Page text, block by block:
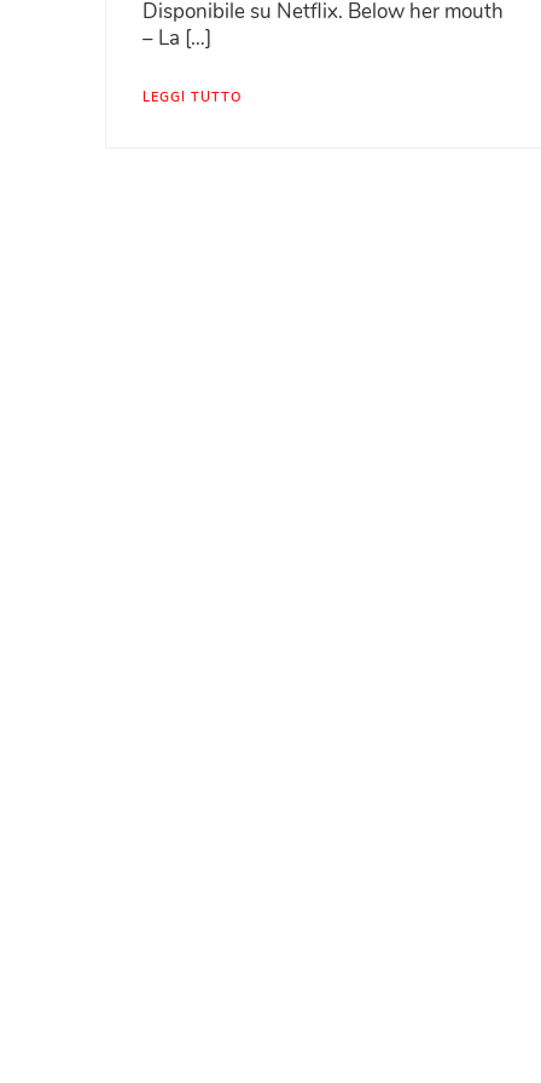
Disponibile su Netflix. Below her mouth
– La […]
LEGGI TUTTO